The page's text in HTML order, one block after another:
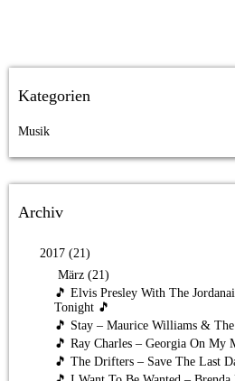
Kategorien
Musik
Archiv
2017 (21)
März (21)
🎵 Elvis Presley With The
Tonight 🎵
🎵 Stay – Maurice Williams & The
🎵 Ray Charles – Georgia On My
🎵 The Drifters – Save The Last